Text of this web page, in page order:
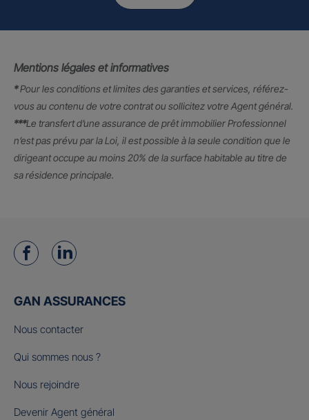
Mentions légales et informatives
*Pour les conditions et limites des garanties et services, référez-
vous au contenu de votre contrat ou sollicitez votre Agent général.
***Le transfert d’une assurance de prêt immobilier Professionnel
n’est pas prévu par la Loi, il est possible à la seule condition que le
dirigeant occupe au moins 20% de la surface habitable au titre de
sa résidence principale.
GAN ASSURANCES
Nous contacter
Qui sommes nous ?
Nous rejoindre
Devenir Agent général